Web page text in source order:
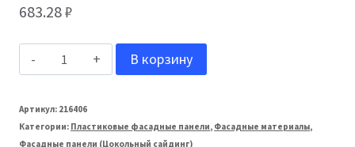
683.28₽
Количество
ТЕХОСНАСТКА
Фасадная
В корзину
Артикул: 216406
Категории: Пластиковые фасадные панели, Фасадные материалы,
Фасадные панели (Цокольный сайдинг)